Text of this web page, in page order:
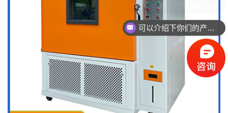
现在有优惠活动吗